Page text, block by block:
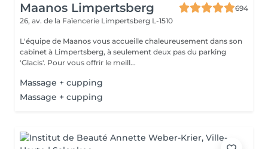
Maanos Limpertsberg
694
26, av. de la Faïencerie Limpertsberg L-1510
L'équipe de Maanos vous accueille chaleureusement dans son
cabinet à Limpertsberg, à seulement deux pas du parking
'Glacis'. Pour vous offrir le meill...
Massage + cupping
Massage + cupping